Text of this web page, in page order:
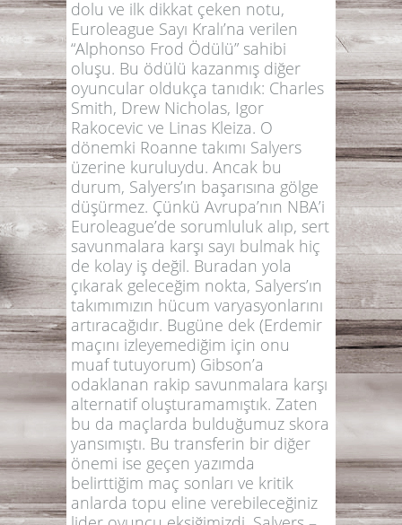
dolu ve ilk dikkat çeken notu,
Euroleague Sayı Kralı’na verilen
“Alphonso Frod Ödülü” sahibi
oluşu. Bu ödülü kazanmış diğer
oyuncular oldukça tanıdık: Charles
Smith, Drew Nicholas, Igor
Rakocevic ve Linas Kleiza. O
dönemki Roanne takımı Salyers
üzerine kuruluydu. Ancak bu
durum, Salyers’ın başarısına gölge
düşürmez. Çünkü Avrupa’nın NBA’i
Euroleague’de sorumluluk alıp, sert
savunmalara karşı sayı bulmak hiç
de kolay iş değil. Buradan yola
çıkarak geleceğim nokta, Salyers’ın
takımımızın hücum varyasyonlarını
artıracağıdır. Bugüne dek (Erdemir
maçını izleyemediğim için onu
muaf tutuyorum) Gibson’a
odaklanan rakip savunmalara karşı
alternatif oluşturamamıştık. Zaten
bu da maçlarda bulduğumuz skora
yansımıştı. Bu transferin bir diğer
önemi ise geçen yazımda
belirttiğim maç sonları ve kritik
anlarda topu eline verebileceğiniz